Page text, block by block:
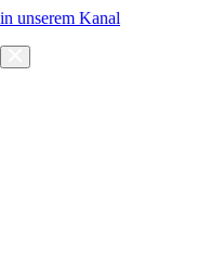
in unserem Kanal